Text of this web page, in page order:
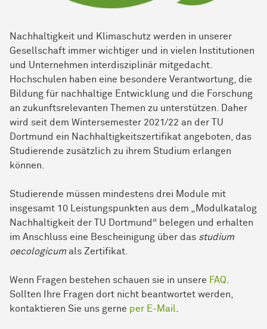
Nachhaltigkeit und Klimaschutz werden in unserer
Gesellschaft immer wichtiger und in vielen Institutionen
und Unternehmen interdisziplinär mitgedacht.
Hochschulen haben eine besondere Verantwortung, die
Bildung für nachhaltige Entwicklung und die Forschung
an zukunftsrelevanten Themen zu unterstützen. Daher
wird seit dem Wintersemester 2021/22 an der TU
Dortmund ein Nachhaltigkeitszertifikat angeboten, das
Studierende zusätzlich zu ihrem Studium erlangen
können.
Studierende müssen mindestens drei Module mit
insgesamt 10 Leistungspunkten aus dem „Modulkatalog
Nachhaltigkeit der TU Dortmund“ belegen und erhalten
im Anschluss eine Bescheinigung über das studium
oecologicum als Zertifikat.
Wenn Fragen bestehen schauen sie in unsere FAQ
Sollten Ihre Fragen dort nicht beantwortet werden,
kontaktieren Sie uns gerne per E-Mail